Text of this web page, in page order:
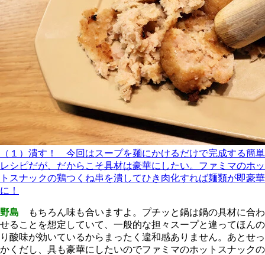
（１）潰す！ 今回はスープを麺にかけるだけで完成する簡単
レシピだが、だからこそ具材は豪華にしたい。ファミマのホッ
トスナックの鶏つくね串を潰してひき肉化すれば麺類が即豪華
に！
野島 もちろん味も合いますよ。プチッと鍋は鍋の具材に合わ
せることを想定していて、一般的な担々スープと違ってほんの
り酸味が効いているからまったく違和感ありません。あとせっ
かくだし、具も豪華にしたいのでファミマのホットスナックの